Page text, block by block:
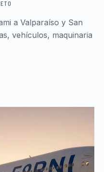
a Valparaíso y San
vehículos, maquinaria